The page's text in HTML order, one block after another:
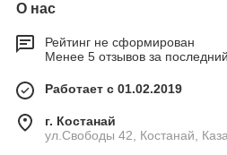
О нас
Рейтинг не сформирован
Менее 5 отзывов за
Работает с 01.02.2019
г. Костанай
ул.Свободы 42, Костанай,